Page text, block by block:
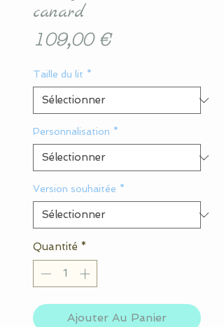
canard
109,00 €Prix
Taille du lit *
Personnalisation *
Version souhaitée *
Quantité *
Ajouter Au Panier